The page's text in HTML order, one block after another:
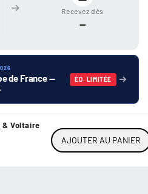
Recevez dès
—
de France —
ÉD. LIMITÉE
& Voltaire
AJOUTER AU PANIER